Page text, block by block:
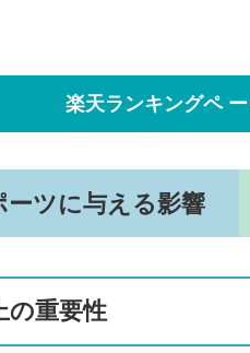
楽天ランキングペ
ツに与える影響
の重要性